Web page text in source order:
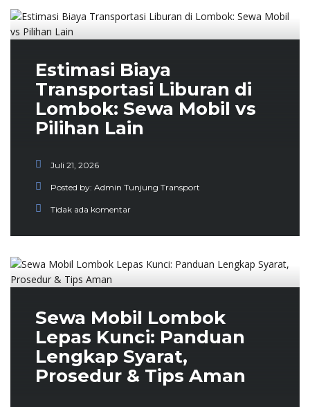
Estimasi Biaya
Transportasi Liburan di
Lombok: Sewa Mobil vs
Pilihan Lain
Juli 21, 2026
Posted by: Admin Tunjung Transport
Tidak ada komentar
Sewa Mobil Lombok
Lepas Kunci: Panduan
Lengkap Syarat,
Prosedur & Tips Aman